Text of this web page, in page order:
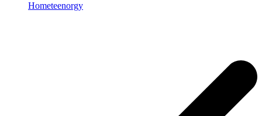
Hometeenorgy